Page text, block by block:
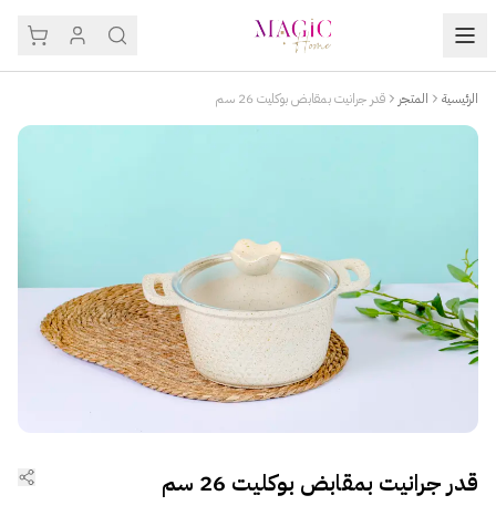
الرئيسية المتجر قدر جرانيت بمقابض بوكليت 26 سم
قدر جرانيت بمقابض بوكليت 26 سم